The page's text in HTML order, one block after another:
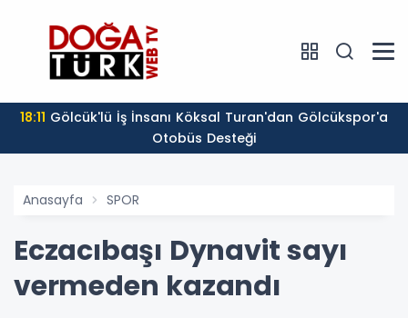
18:11
Otobüs Desteği
Anasayfa SPOR
Eczacıbaşı Dynavit sayı
vermeden kazandı